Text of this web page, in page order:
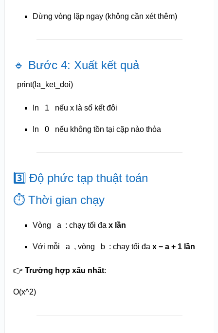
Dừng vòng lặp ngay (không cần xét thêm)
🔹 Bước 4: Xuất kết quả
print(la_ket_doi)
In 1 nếu x là số kết đôi
In 0 nếu không tồn tại cặp nào thỏa
3️⃣ Độ phức tạp thuật toán
⏱️ Thời gian chạy
Vòng a : chạy tối đa x lần
Với mỗi a , vòng b : chạy tối đa x − a + 1 lần
👉 Trường hợp xấu nhất:
O(x^2)